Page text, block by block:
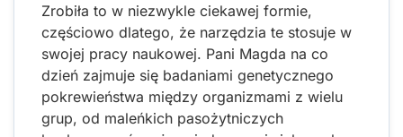
Zrobiła to w niezwykle ciekawej formie,
częściowo dlatego, że narzędzia te stosuje w
swojej pracy naukowej. Pani Magda na co
dzień zajmuje się badaniami genetycznego
pokrewieństwa między organizmami z wielu
grup, od maleńkich pasożytniczych